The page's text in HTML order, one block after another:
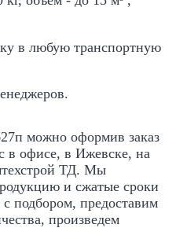
в любую транспортную
можно оформив заказ
в офисе, в Ижевске, на
ТД. Мы
и сжатые сроки
подбором, предоставим
произведем